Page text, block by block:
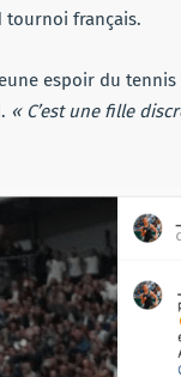
tournoi français.
espoir du
« C’est une fille